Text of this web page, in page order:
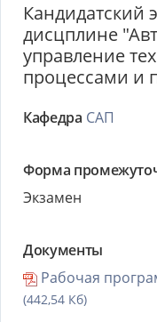
Кандидатский
дисцплине
управление
процессами и
Кафедра САП
Форма
Экзамен
Документы
Рабочая
(442,54 Кб)